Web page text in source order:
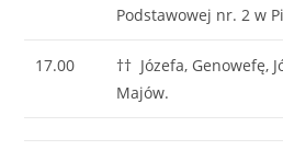
Podstawowej nr. 2 w
17.00
†† Józefa, Genowefę,
Majów.